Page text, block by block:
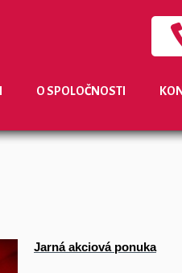
O SPOLOČNOSTI
Jarná akciová ponuka